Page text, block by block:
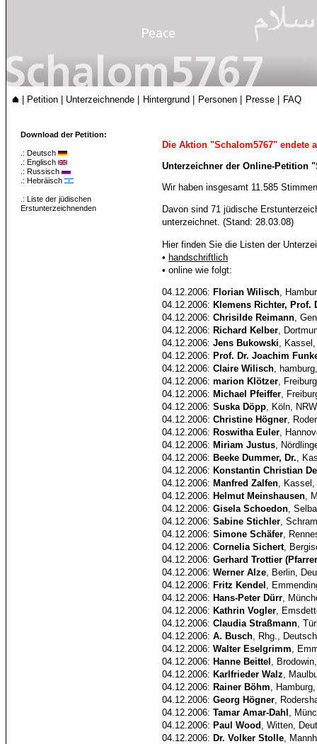
Petition Unterzeichnende Hintergrund Personen Presse FAQ
Download der Petition:
.: Deutsch
.: Englisch
.: Russisch
.: Hebräisch
.: Liste der jüdischen
Erstunterzeichnenden
Die Aktion "Schalom5767" endete
Unterzeichner der Online-Petition
Wir haben insgesamt 11.585
Davon sind 71 jüdische
unterzeichnet. (Stand: 28.03.08)
Hier finden Sie die Listen der
• handschriftlich
• online wie folgt:
04.12.2006: Florian Wilisch ,
04.12.2006: Klemens Richter, Prof.
04.12.2006: Chrisilde Reimann ,
04.12.2006: Richard Kelber ,
04.12.2006: Jens Bukowski ,
04.12.2006: Prof. Dr. Joachim
04.12.2006: Claire Wilisch ,
04.12.2006: marion Klötzer ,
04.12.2006: Michael Pfeiffer ,
04.12.2006: Suska Döpp , Köln, NRW
04.12.2006: Christine Högner ,
04.12.2006: Roswitha Euler ,
04.12.2006: Miriam Justus ,
04.12.2006: Beeke Dummer, Dr. ,
04.12.2006: Konstantin Christian
04.12.2006: Manfred Zalfen ,
04.12.2006: Helmut Meinshausen ,
04.12.2006: Gisela Schoedon ,
04.12.2006: Sabine Stichler ,
04.12.2006: Simone Schäfer ,
04.12.2006: Cornelia Sichert,
04.12.2006: Gerhard Trottier
04.12.2006: Werner Alze , Berlin,
04.12.2006: Fritz Kendel
,
04.12.2006: Hans-Peter Dürr ,
04.12.2006: Kathrin Vogler ,
04.12.2006: Claudia Straßmann ,
04.12.2006: A. Busch , Rhg.,
04.12.2006: Walter Eselgrimm ,
04.12.2006: Hanne Beittel
,
04.12.2006: Karlfrieder Walz ,
04.12.2006: Rainer Böhm ,
04.12.2006: Georg Högner ,
04.12.2006: Tamar Amar-Dahl
,
04.12.2006: Paul Wood
, Witten,
04.12.2006: Dr. Volker Stolle ,